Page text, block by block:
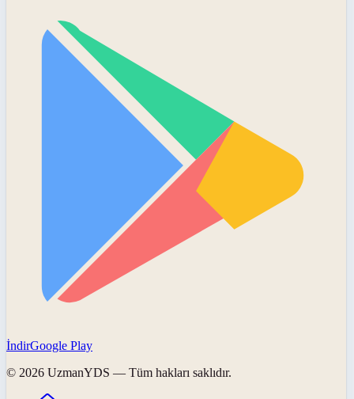
İndirGoogle Play
© 2026 UzmanYDS — Tüm hakları saklıdır.